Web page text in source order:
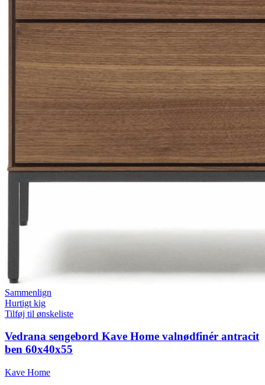
Sammenlign
Hurtigt kig
Tilføj til ønskeliste
Vedrana sengebord Kave Home valnødfinér antracit
ben 60x40x55
Kave Home